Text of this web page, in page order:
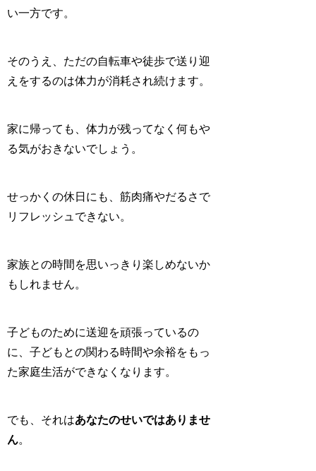
い一方です。
そのうえ、ただの自転車や徒歩で送り迎
えをするのは体力が消耗され続けます。
家に帰っても、体力が残ってなく何もや
る気がおきないでしょう。
せっかくの休日にも、筋肉痛やだるさ で
リフレッシュできない。
家族との時間を思いっきり楽しめないか
もしれません。
子どものために送迎を頑張っているの
に、子どもとの関わる時間や余裕をもっ
た家庭生活ができなくなります。
でも、それはあなたのせいではありませ
ん。